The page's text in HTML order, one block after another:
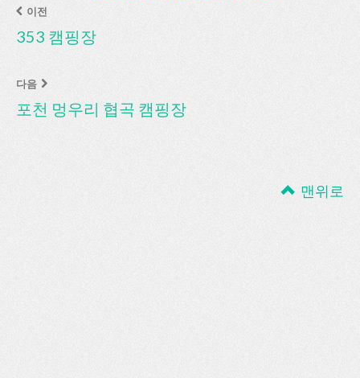
이전
353 캠핑장
다음
포천 멍우리 협곡 캠핑장
맨위로